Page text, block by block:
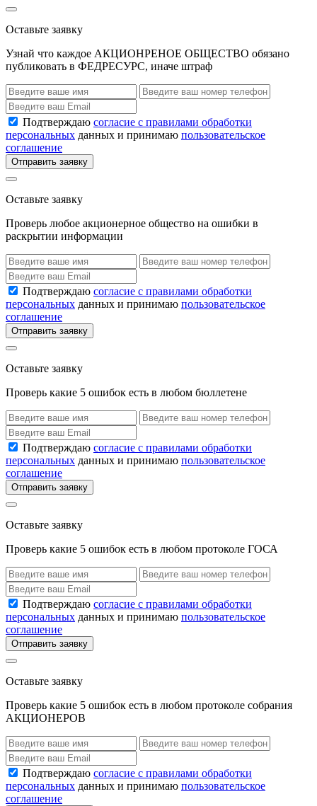
Оставьте заявку
Узнай что каждое АКЦИОНРЕНОЕ ОБЩЕСТВО обязано
публиковать в ФЕДРЕСУРС, иначе штраф
Подтверждаю согласие с правилами обработки
персональных данных и принимаю пользовательское
соглашение
Отправить заявку
Оставьте заявку
Проверь любое акционерное общество на ошибки в
раскрытии информации
Подтверждаю согласие с правилами обработки
персональных данных и принимаю пользовательское
соглашение
Отправить заявку
Оставьте заявку
Проверь какие 5 ошибок есть в любом бюллетене
Подтверждаю согласие с правилами обработки
персональных данных и принимаю пользовательское
соглашение
Отправить заявку
Оставьте заявку
Проверь какие 5 ошибок есть в любом протоколе ГОСА
Подтверждаю согласие с правилами обработки
персональных данных и принимаю пользовательское
соглашение
Отправить заявку
Оставьте заявку
Проверь какие 5 ошибок есть в любом протоколе собрания
АКЦИОНЕРОВ
Подтверждаю согласие с правилами обработки
персональных данных и принимаю пользовательское
соглашение